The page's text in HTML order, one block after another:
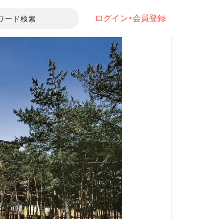
ード検索 ログイン・会員登録